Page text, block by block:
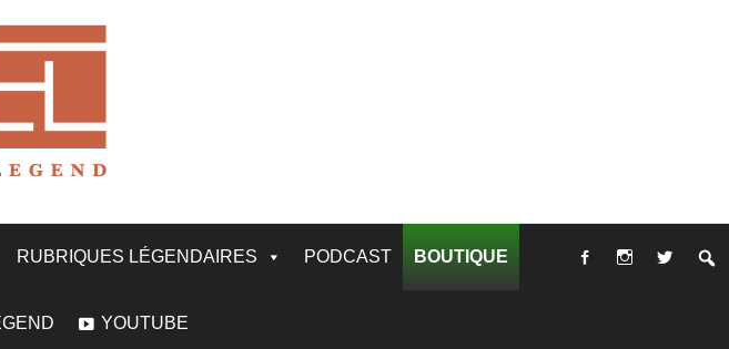
RUBRIQUES LÉGENDAIRES PODCAST BOUTIQUE
YOUTUBE